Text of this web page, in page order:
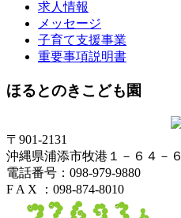
求人情報
メッセージ
子育て支援事業
重要事項説明書
ほるとのきこども園
〒901-2131
沖縄県浦添市牧港１－６４－６
電話番号：098-979-9880
F A X ：098-874-8010